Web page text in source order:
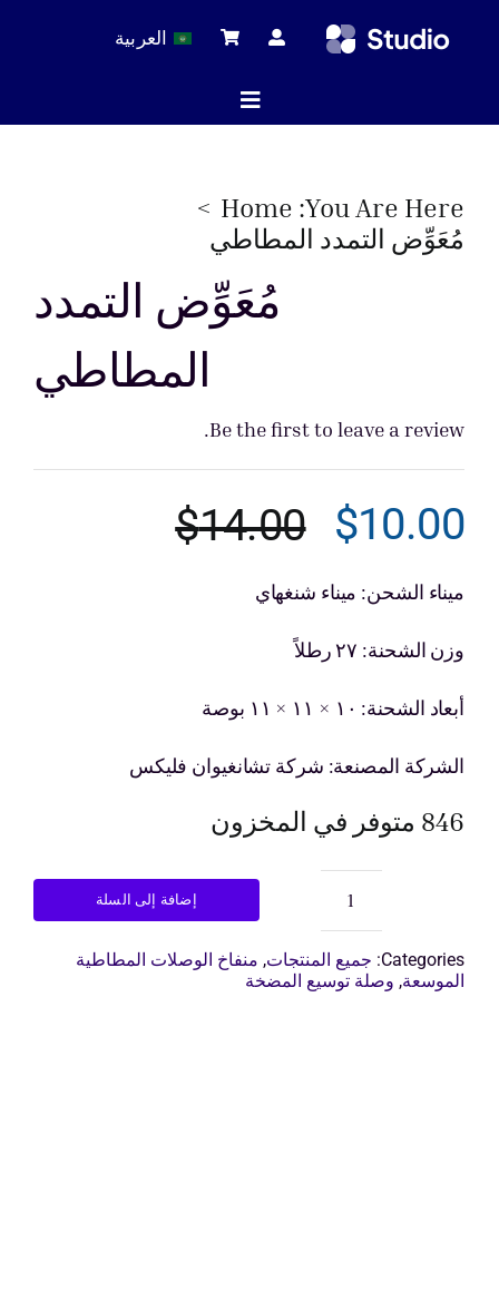
العربية
Toggle
عرض أسعار
You Are Here:
Home
مُعَوِّض التمدد المطاطي
مُعَوِّض التمدد
المطاطي
Be the first to leave a review.
$14.00 السعر
$10.00
السعر
ميناء الشحن: ميناء شنغهاي
وزن الشحنة: ٢٧ رطلاً
أبعاد الشحنة: ١٠ × ١١ × ١١ بوصة
الشركة المصنعة: شركة تشانغيوان فليكس
846 متوفر في المخزون
كمية
مُعَوِّض
التمدد
المطاطي
إضافة إلى السلة
Categories: جميع المنتجات, منفاخ الوصلات المطاطية
الموسعة, وصلة توسيع المضخة